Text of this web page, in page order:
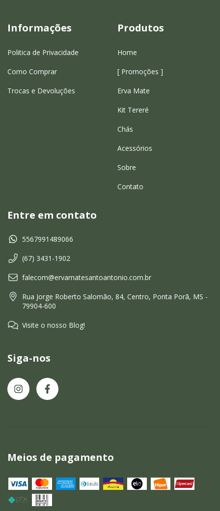
Informações
Politica de Privacidade
Como Comprar
Trocas e Devoluções
Produtos
Home
[ Promoções ]
Erva Mate
Kit Tereré
Chás
Acessórios
Sobre
Contato
Entre em contato
5567991489066
(67) 3431-1902
falecom@ervamatesantoantonio.com.br
Rua Jorge Roberto Salomão, 84, Centro, Ponta Porã, MS -
79904-600
Visite o nosso Blog!
Siga-nos
Meios de pagamento